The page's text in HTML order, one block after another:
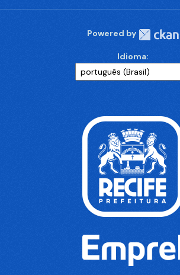
Powered by
Idioma